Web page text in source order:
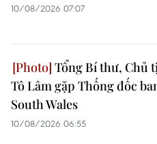
10/08/2026 07:07
Tổng Bí thư, Chủ
Tô Lâm gặp Thống đốc
South Wales
10/08/2026 06:55